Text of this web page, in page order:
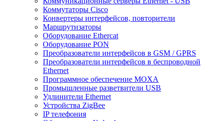
Коммутаторы Cisco
Конвертеры интерфейсов, повторители
Маршрутизаторы
Оборудование Ethercat
Оборудование PON
Преобразователи интерфейсов в GSM / GPRS
Преобразователи интерфейсов в беспроводной
Ethernet
Программное обеспечение MOXA
Промышленные разветвители USB
Удлинители Ethernet
Устройства ZigBee
IP телефония